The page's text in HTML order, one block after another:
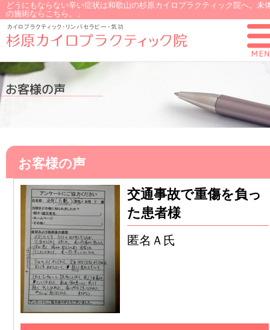
どうにもならない辛い症状は和歌山の杉原カイロプラクティック院へ。未
の施術ならこちら。」
お客様の声
交通事故で重傷を負っ
た患者様
匿名Ａ氏